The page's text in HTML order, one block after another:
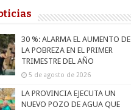
30 %: ALARMA EL AUMENTO DE
LA POBREZA EN EL PRIMER
TRIMESTRE DEL AÑO
5 de agosto de 2026
LA PROVINCIA EJECUTA UN
NUEVO POZO DE AGUA QUE